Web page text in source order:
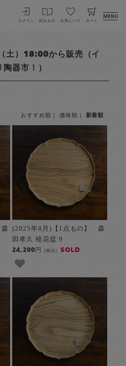
ログイン 読みもの お気にいり カート
土）18:00から販売（イ
陶器市！）
おすすめ順 価格順 新着順
(2025年8月)【1点もの】 森
田孝久 稜花盆 9
24,200円 [税込] SOLD